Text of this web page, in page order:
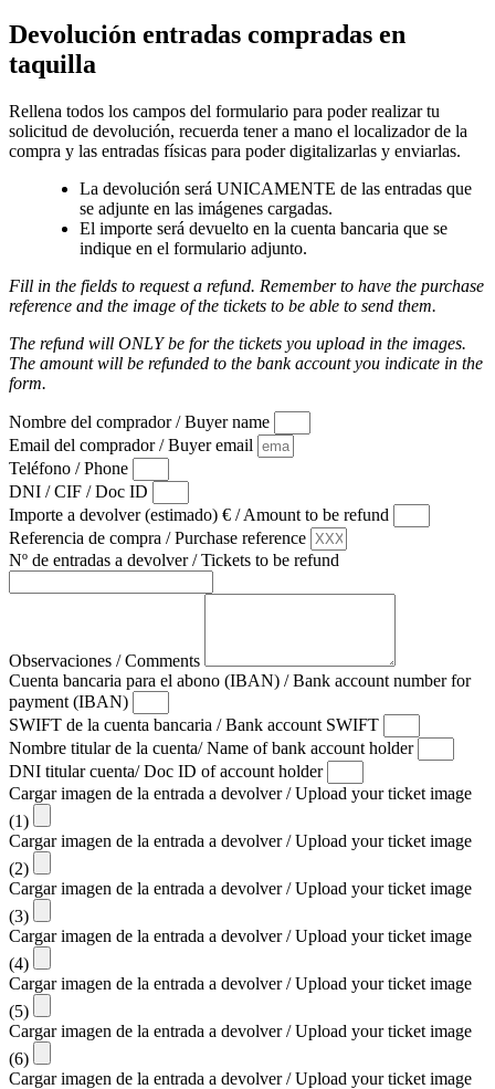
Devolución entradas compradas en
taquilla
Rellena todos los campos del formulario para poder realizar tu
solicitud de devolución, recuerda tener a mano el localizador de la
compra y las entradas físicas para poder digitalizarlas y enviarlas.
La devolución será UNICAMENTE de las entradas que
se adjunte en las imágenes cargadas.
El importe será devuelto en la cuenta bancaria que se
indique en el formulario adjunto.
Fill in the fields to request a refund. Remember to have the purchase
reference and the image of the tickets to be able to send them.
The refund will ONLY be for the tickets you upload in the images.
The amount will be refunded to the bank account you indicate in the
form.
Nombre del comprador / Buyer name
Email del comprador / Buyer email
Teléfono / Phone
DNI / CIF / Doc ID
Importe a devolver (estimado) € / Amount to be refund
Referencia de compra / Purchase reference
Nº de entradas a devolver / Tickets to be refund
Observaciones / Comments
Cuenta bancaria para el abono (IBAN) / Bank account number for
payment (IBAN)
SWIFT de la cuenta bancaria / Bank account SWIFT
Nombre titular de la cuenta/ Name of bank account holder
DNI titular cuenta/ Doc ID of account holder
Cargar imagen de la entrada a devolver / Upload your ticket image
(1)
Cargar imagen de la entrada a devolver / Upload your ticket image
(2)
Cargar imagen de la entrada a devolver / Upload your ticket image
(3)
Cargar imagen de la entrada a devolver / Upload your ticket image
(4)
Cargar imagen de la entrada a devolver / Upload your ticket image
(5)
Cargar imagen de la entrada a devolver / Upload your ticket image
(6)
Cargar imagen de la entrada a devolver / Upload your ticket image